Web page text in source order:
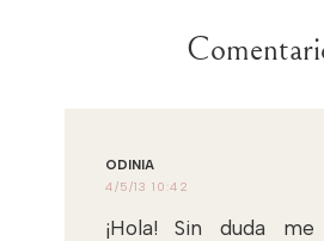
ODINIA
4/5/13 10:42
¡Hola! Sin duda